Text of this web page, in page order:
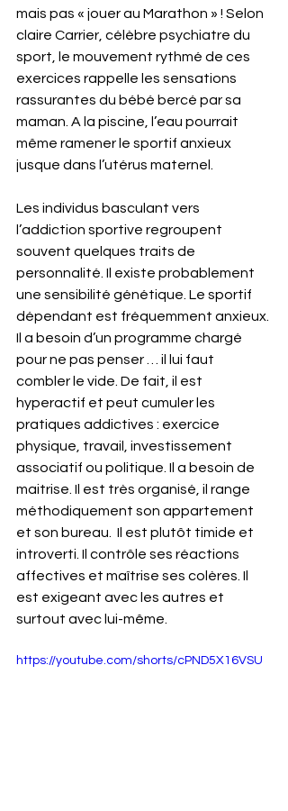
mais pas « jouer au Marathon » ! Selon
claire Carrier, célèbre psychiatre du
sport, le mouvement rythmé de ces
exercices rappelle les sensations
rassurantes du bébé bercé par sa
maman. A la piscine, l’eau pourrait
même ramener le sportif anxieux
jusque dans l’utérus maternel.
Les individus basculant vers
l’addiction sportive regroupent
souvent quelques traits de
personnalité. Il existe probablement
une sensibilité génétique. Le sportif
dépendant est fréquemment anxieux.
Il a besoin d’un programme chargé
pour ne pas penser … il lui faut
combler le vide. De fait, il est
hyperactif et peut cumuler les
pratiques addictives : exercice
physique, travail, investissement
associatif ou politique. Il a besoin de
maitrise. Il est très organisé, il range
méthodiquement son appartement
et son bureau.  Il est plutôt timide et
introverti. Il contrôle ses réactions
affectives et maîtrise ses colères. Il
est exigeant avec les autres et
surtout avec lui-même.
https://youtube.com/shorts/cPND5X16VSU